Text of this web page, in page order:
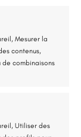
Mesurer la
contenus,
combinaisons
Utiliser des
présentes dans
fiscal